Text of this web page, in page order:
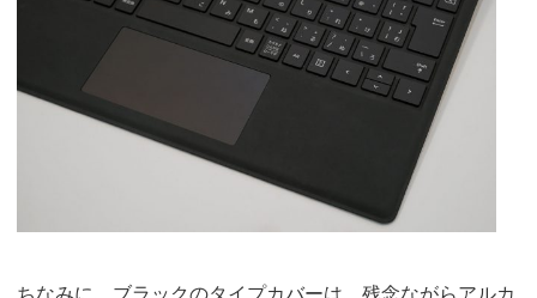
ちなみに、ブラックのタイプカバーは、残念ながらアルカ